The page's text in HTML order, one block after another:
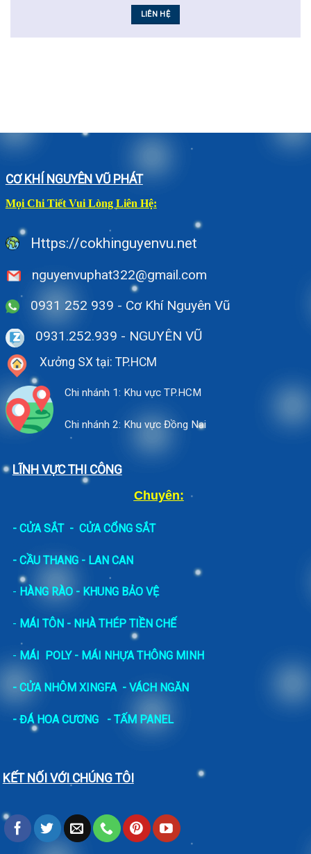
LIÊN HỆ
CƠ KHÍ NGUYÊN VŨ PHÁT
Mọi Chi Tiết Vui Lòng Liên Hệ:
Https://cokhinguyenvu.net
nguyenvuphat322@gmail.com
0931 252 939 - Cơ Khí Nguyên Vũ
0931.252.939 - NGUYÊN VŨ
Xưởng SX tại: TP.HCM
Chi nhánh 1: Khu vực TP.HCM
Chi nhánh 2: Khu vực Đồng Nai
LĨNH VỰC THI CÔNG
Chuyên:
- CỬA SẮT- CỬA CỔNG SẮT
- CẦU THANG - LAN CAN
- HÀNG RÀO - KHUNG BẢO VỆ
- MÁI TÔN - NHÀ THÉP TIỀN CHẾ
- MÁI POLY - MÁI NHỰA THÔNG MINH
- CỬA NHÔM XINGFA - VÁCH NGĂN
- ĐÁ HOA CƯƠNG - TẤM PANEL
KẾT NỐI VỚI CHÚNG TÔI